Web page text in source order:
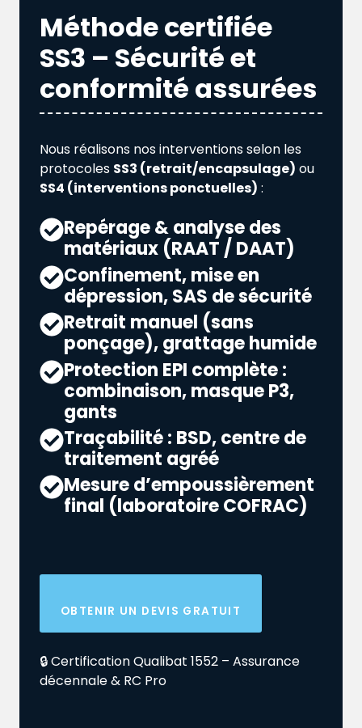
Méthode certifiée
SS3 – Sécurité et
conformité assurées
Nous réalisons nos interventions selon les
protocoles SS3 (retrait/encapsulage) ou
SS4 (interventions ponctuelles) :
Repérage & analyse des
matériaux (RAAT / DAAT)
Confinement, mise en
dépression, SAS de sécurité
Retrait manuel (sans
ponçage), grattage humide
Protection EPI complète :
combinaison, masque P3,
gants
Traçabilité : BSD, centre de
traitement agréé
Mesure d’empoussièrement
final (laboratoire COFRAC)
OBTENIR UN DEVIS GRATUIT
🔒 Certification Qualibat 1552 – Assurance
décennale & RC Pro